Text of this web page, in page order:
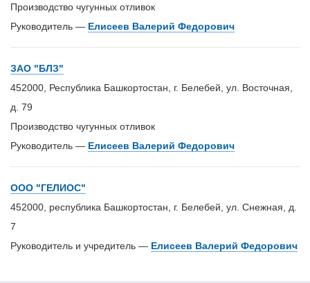
Производство чугунных отливок
Руководитель — Елисеев Валерий Федорович
ЗАО "БЛЗ"
452000, Республика Башкортостан, г. Белебей, ул. Восточная,
д. 79
Производство чугунных отливок
Руководитель — Елисеев Валерий Федорович
ООО "ГЕЛИОС"
452000, республика Башкортостан, г. Белебей, ул. Снежная, д.
7
Руководитель и учредитель — Елисеев Валерий Федорович